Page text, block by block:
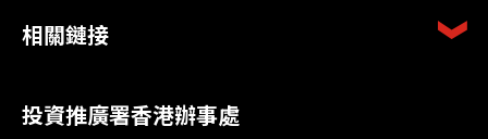
相關鏈接
投資推廣署香港辦事處